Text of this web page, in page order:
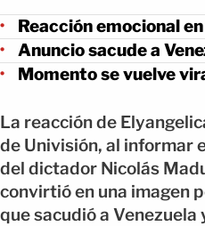
Reacción emocional
Anuncio sacude a
Momento se vuelve
La reacción de
de Univisión, al informar
del dictador Nicolás
convirtió en una imagen
que sacudió a